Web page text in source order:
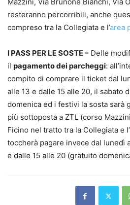
resteranno percorribili, anche
compreso tra la Collegiata e l’area
I PASS PER LE SOSTE – Delle
il pagamento dei parcheggi:
compito di comprare il ticket dal
alle 13 e dalle 15 alle 20, il sabato
domenica ed i festivi la sosta sarà
più sottoposta a ZTL (corso
Ficino nel tratto tra la Collegiata e
toccherà pagare invece dal lunedì
e dalle 15 alle 20 (gratuito